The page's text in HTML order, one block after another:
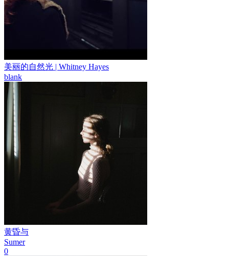
美丽的自然光 | Whitney Hayes
blank
黄昏与
Sumer
0